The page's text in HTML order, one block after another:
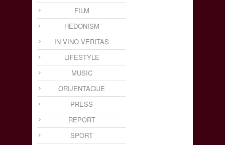
FILM
HEDONISM
IN VINO VERITAS
LIFESTYLE
MUSIC
ORIJENTACIJE
PRESS
REPORT
SPORT